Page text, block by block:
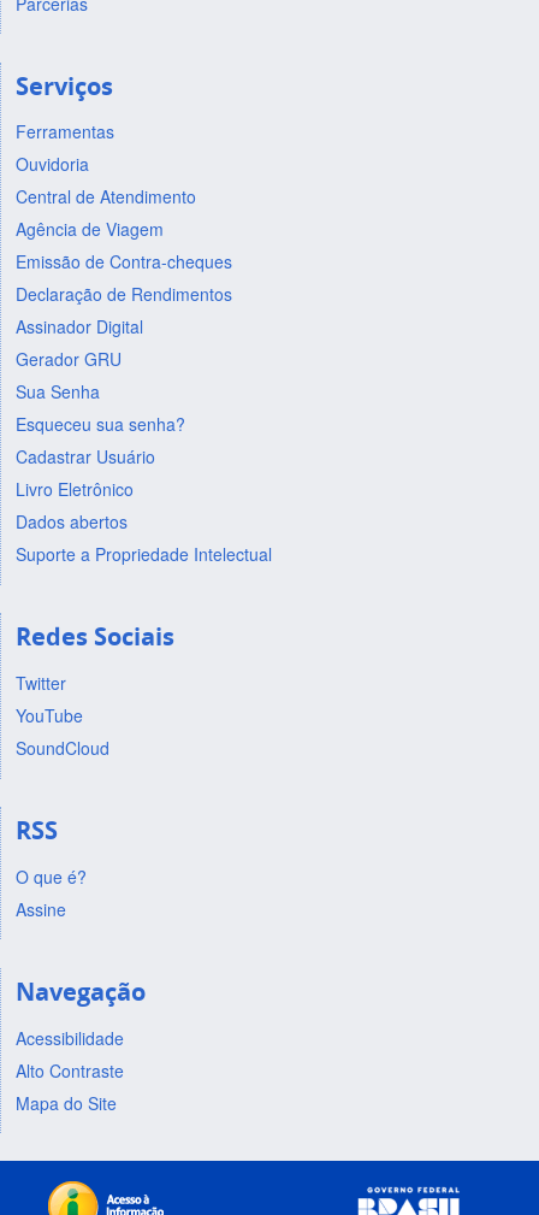
Serviços
Ferramentas
Ouvidoria
Central de Atendimento
Agência de Viagem
Emissão de Contra-cheques
Declaração de Rendimentos
Assinador Digital
Gerador GRU
Sua Senha
Esqueceu sua senha?
Cadastrar Usuário
Livro Eletrônico
Dados abertos
Suporte a Propriedade Intelectual
Redes Sociais
Twitter
YouTube
SoundCloud
RSS
O que é?
Assine
Navegação
Acessibilidade
Alto Contraste
Mapa do Site